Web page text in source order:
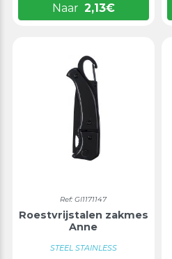
Naar 2,13€
Ref: GI1171147
Roestvrijstalen zakmes
Anne
STEEL STAINLESS